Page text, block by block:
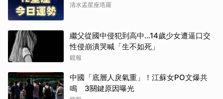
清水孟星座塔羅
繼父從國中侵犯到高中…14歲少女遭逼口交
性侵崩潰哭喊「生不如死」
鏡報
中國「底層人戾氣重」！江蘇女PO文爆共
鳴 3關鍵原因曝光